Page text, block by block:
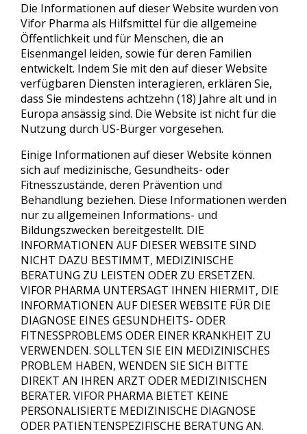
Die Informationen auf dieser Website wurden von
Vifor Pharma als Hilfsmittel für die allgemeine
Öffentlichkeit und für Menschen, die an
Eisenmangel leiden, sowie für deren Familien
entwickelt. Indem Sie mit den auf dieser Website
verfügbaren Diensten interagieren, erklären Sie,
dass Sie mindestens achtzehn (18) Jahre alt und in
Europa ansässig sind. Die Website ist nicht für die
Nutzung durch US-Bürger vorgesehen.
Einige Informationen auf dieser Website können
sich auf medizinische, Gesundheits- oder
Fitnesszustände, deren Prävention und
Behandlung beziehen. Diese Informationen werden
nur zu allgemeinen Informations- und
Bildungszwecken bereitgestellt. DIE
INFORMATIONEN AUF DIESER WEBSITE SIND
NICHT DAZU BESTIMMT, MEDIZINISCHE
BERATUNG ZU LEISTEN ODER ZU ERSETZEN.
VIFOR PHARMA UNTERSAGT IHNEN HIERMIT, DIE
INFORMATIONEN AUF DIESER WEBSITE FÜR DIE
DIAGNOSE EINES GESUNDHEITS- ODER
FITNESSPROBLEMS ODER EINER KRANKHEIT ZU
VERWENDEN. SOLLTEN SIE EIN MEDIZINISCHES
PROBLEM HABEN, WENDEN SIE SICH BITTE
DIREKT AN IHREN ARZT ODER MEDIZINISCHEN
BERATER. VIFOR PHARMA BIETET KEINE
PERSONALISIERTE MEDIZINISCHE DIAGNOSE
ODER PATIENTENSPEZIFISCHE BERATUNG AN.